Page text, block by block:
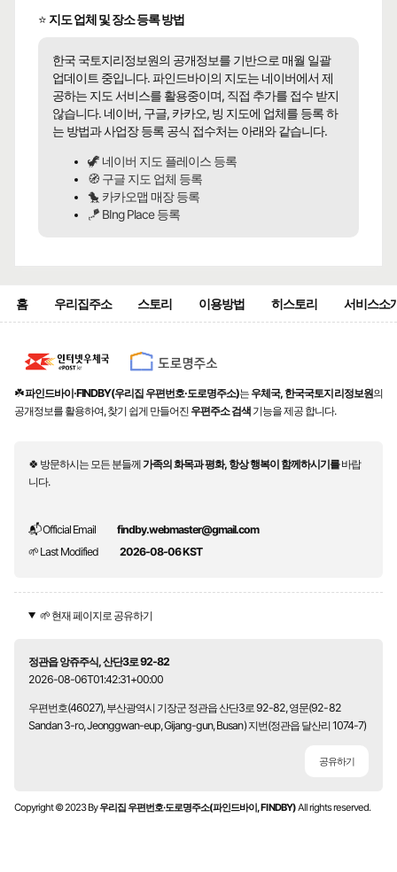
⭐ 지도 업체 및 장소 등록 방법
한국 국토지리정보원의 공개정보를 기반으로 매월 일괄
업데이트 중입니다. 파인드바이의 지도는 네이버에서 제
공하는 지도 서비스를 활용중이며, 직접 추가를 접수 받지
않습니다. 네이버, 구글, 카카오, 빙 지도에 업체를 등록 하
는 방법과 사업장 등록 공식 접수처는 아래와 같습니다.
🦖 네이버 지도 플레이스 등록
🧭 구글 지도 업체 등록
🐤 카카오맵 매장 등록
🪁 BIng Place 등록
홈 우리집주소 스토리 이용방법 히스토리 서비스소
☘️파인드바이·FINDBY(우리집 우편번호·도로명주소)는 우체국, 한국국토지리정보원의
공개정보를 활용하여, 찾기 쉽게 만들어진 우편주소 검색 기능을 제공 합니다.
🍀 방문하시는 모든 분들께가족의 화목과 평화, 항상 행복이 함께하시기를바랍
니다.
📬 Official Email
findby.webmaster@gmail.com
🌱 Last Modified
2026-08-06 KST
🌱 현재 페이지로 공유하기
정관읍 앙쥬주식, 산단3로 92-82
2026-08-06T01:42:31+00:00
우편번호(46027), 부산광역시 기장군 정관읍 산단3로 92-82, 영문(92-82
Sandan 3-ro, Jeonggwan-eup, Gijang-gun, Busan) 지번(정관읍 달산리 1074-7)
공유하기
Copyright © 2023 By우리집 우편번호·도로명주소(파인드바이, FINDBY)All rights reserved.